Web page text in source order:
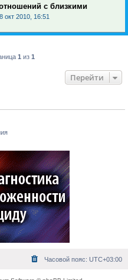
с близкими
окт 2010, 16:51
1 из 1
Перейти
Часовой пояс: UTC+03:00